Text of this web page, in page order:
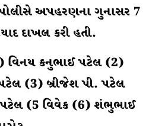
અપહરણના ગુનાસર 7
દાખલ કરી હતી.
કનુભાઈ પટેલ (2)
(3) બ્રીજેશ પી. પટેલ
(5 વિવેક (6) શંભુભાઈ